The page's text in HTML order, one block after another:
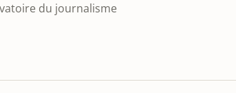
du journalisme